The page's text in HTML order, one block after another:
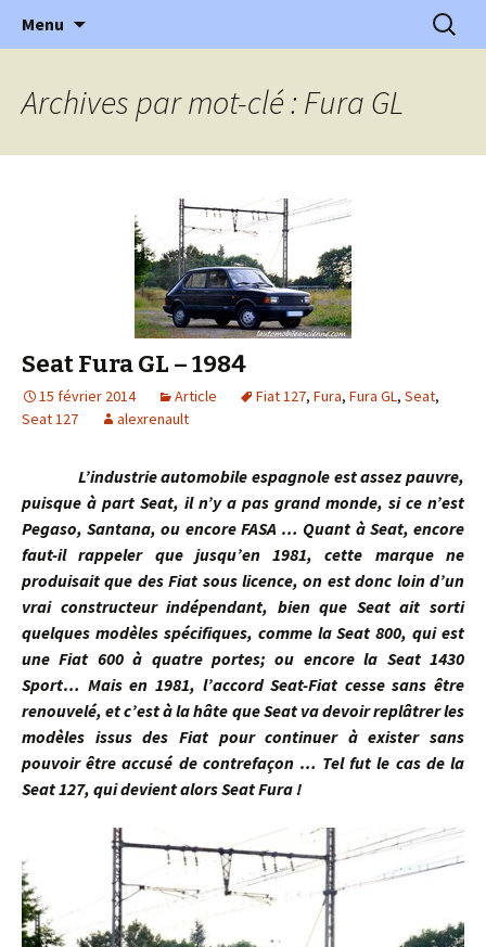
l'Automobile Ancienne
l'automobile ancienne : articles, historiques
…
Menu
Archives par mot-clé : Fura GL
Seat Fura GL – 1984
15 février 2014 Article Fiat 127, Fura, Fura GL, Seat,
Seat 127
alexrenault
L’industrie automobile espagnole est assez pauvre,
puisque à part Seat, il n’y a pas grand monde, si ce n’est
Pegaso, Santana, ou encore FASA … Quant à Seat, encore
faut-il rappeler que jusqu’en 1981, cette marque ne
produisait que des Fiat sous licence, on est donc loin d’un
vrai constructeur indépendant, bien que Seat ait sorti
quelques modèles spécifiques, comme la Seat 800, qui est
une Fiat 600 à quatre portes; ou encore la Seat 1430
Sport… Mais en 1981, l’accord Seat-Fiat cesse sans être
renouvelé, et c’est à la hâte que Seat va devoir replâtrer les
modèles issus des Fiat pour continuer à exister sans
pouvoir être accusé de contrefaçon … Tel fut le cas de la
Seat 127, qui devient alors Seat Fura !